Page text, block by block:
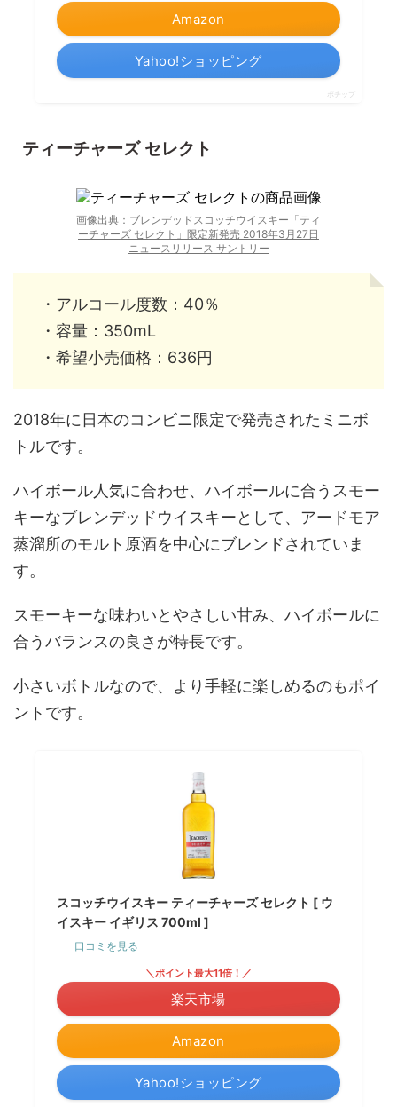
Amazon
Yahoo!ショッピング
ポチップ
ティーチャーズ セレクト
画像出典： ブレンデッドスコッチウイスキー「ティ
ーチャーズ セレクト」限定新発売 2018年3月27日
ニュースリリース サントリー
・アルコール度数：40％
・容量：350mL
・希望小売価格：636円
2018年に日本のコンビニ限定で発売されたミニボ
トルです。
ハイボール人気に合わせ、ハイボールに合うスモー
キーなブレンデッドウイスキーとして、アードモア
蒸溜所のモルト原酒を中心にブレンドされていま
す。
スモーキーな味わいとやさしい甘み、ハイボールに
合うバランスの良さが特長です。
小さいボトルなので、より手軽に楽しめるのもポイ
ントです。
スコッチウイスキー ティーチャーズ セレクト [ ウ
イスキー イギリス 700ml ]
口コミを見る
Amazon
＼ポイント最大11倍！／
楽天市場
Yahoo!ショッピング